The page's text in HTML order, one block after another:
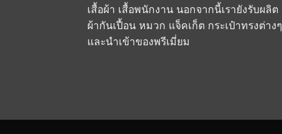
เสื้อผ้า เสื้อพนักงาน นอกจากนี้เรายังรับผลิต
ผ้ากันเปื้อน หมวก แจ็คเก็ต กระเป๋าทรงต่างๆ
และนำเข้าของพรีเมี่ยม